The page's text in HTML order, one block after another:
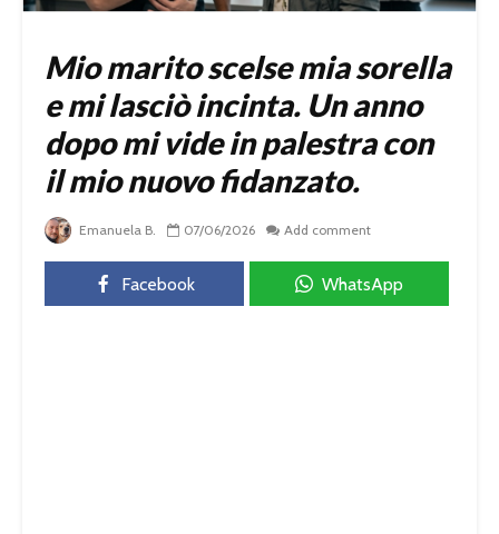
Mio marito scelse mia sorella
e mi lasciò incinta. Un anno
dopo mi vide in palestra con
il mio nuovo fidanzato.
Emanuela B. 07/06/2026 Add comment
Facebook WhatsApp